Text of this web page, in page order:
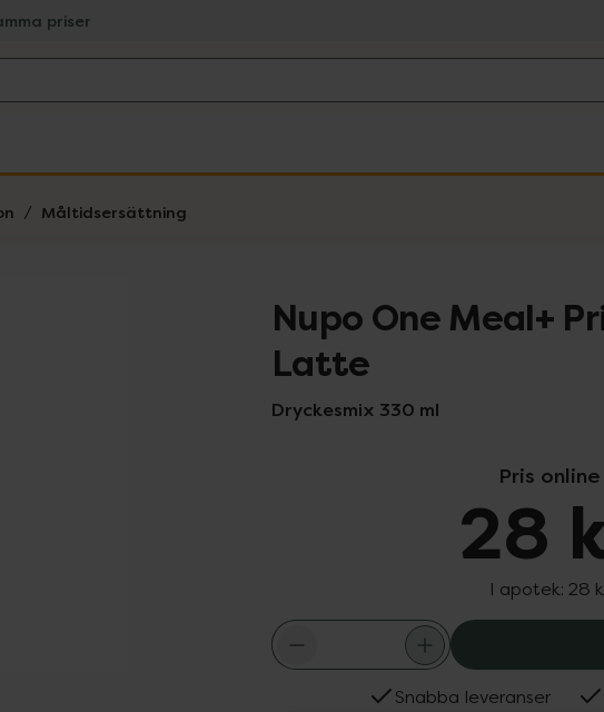
priser
Måltidsersättning
Nupo One Meal+
Latte
Dryckesmix 330 ml
Pris online
28
I apotek: 28
Snabba leveranser